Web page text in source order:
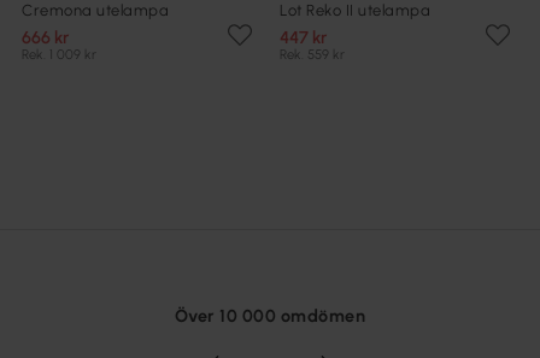
Cremona utelampa
666 kr
Rek. 1 009 kr
Lot Reko II utelampa
447 kr
Rek. 559 kr
Över 10 000 omdömen